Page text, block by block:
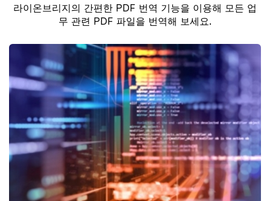
라이온브리지의 간편한 PDF 번역 기능을 이용해 모든 업
무 관련 PDF 파일을 번역해 보세요.